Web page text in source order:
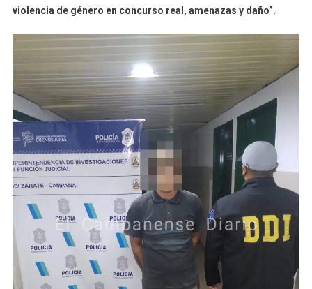
Género
Lesiones
Agravadas
Por
El
Vínculo
violencia de género en concurso real, amenazas y daño”.